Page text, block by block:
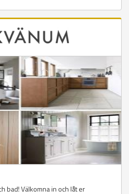
bad! Välkomna in och låt er